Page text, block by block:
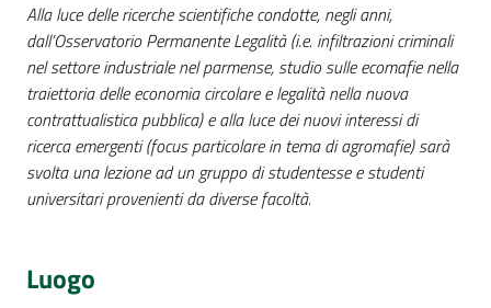
Alla luce delle ricerche scientifiche condotte, negli anni,
dall’Osservatorio Permanente Legalità (i.e. infiltrazioni criminali
nel settore industriale nel parmense, studio sulle ecomafie nella
traiettoria delle economia circolare e legalità nella nuova
contrattualistica pubblica) e alla luce dei nuovi interessi di
ricerca emergenti (focus particolare in tema di agromafie) sarà
svolta una lezione ad un gruppo di studentesse e studenti
universitari provenienti da diverse facoltà.
Luogo